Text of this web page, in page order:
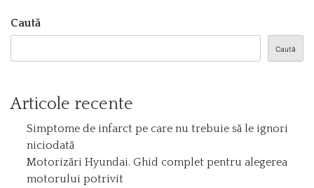
Caută
Caută
Articole recente
Simptome de infarct pe care nu trebuie să le ignori
niciodată
Motorizări Hyundai. Ghid complet pentru alegerea
motorului potrivit